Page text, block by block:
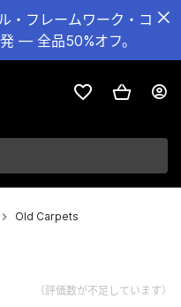
・フレームワーク・コ
— 全品50%オフ。
Old Carpets
（評価数が不足しています）